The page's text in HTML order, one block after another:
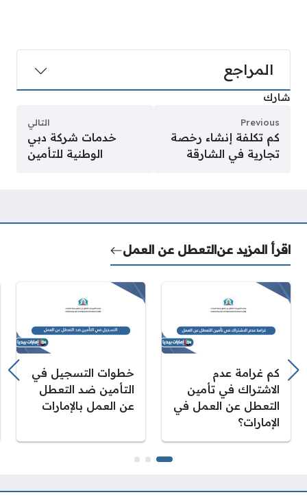
المراجع
شارك
Previous
كم تكلفة إنشاء رخصة
تجارية في الشارقة
التالي
خدمات شركة دبي
الوطنية للتأمين
اقرأ المزيد عنالتعطل عن العمل
كم غرامة عدم
الاشتراك في تأمين
التعطل عن العمل في
الإمارات؟
خطوات التسجيل في
التأمين ضد التعطل
عن العمل بالإمارات